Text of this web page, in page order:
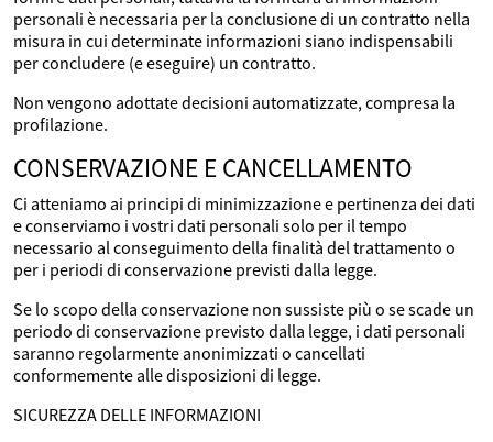
personali è necessaria per la conclusione di un contratto nella
misura in cui determinate informazioni siano indispensabili
per concludere (e eseguire) un contratto.
Non vengono adottate decisioni automatizzate, compresa la
profilazione.
CONSERVAZIONE E CANCELLAMENTO
Ci atteniamo ai principi di minimizzazione e pertinenza dei dati
e conserviamo i vostri dati personali solo per il tempo
necessario al conseguimento della finalità del trattamento o
per i periodi di conservazione previsti dalla legge.
Se lo scopo della conservazione non sussiste più o se scade un
periodo di conservazione previsto dalla legge, i dati personali
saranno regolarmente anonimizzati o cancellati
conformemente alle disposizioni di legge.
SICUREZZA DELLE INFORMAZIONI